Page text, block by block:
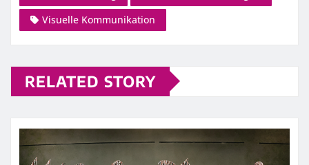
Visuelle Kommunikation
RELATED STORY